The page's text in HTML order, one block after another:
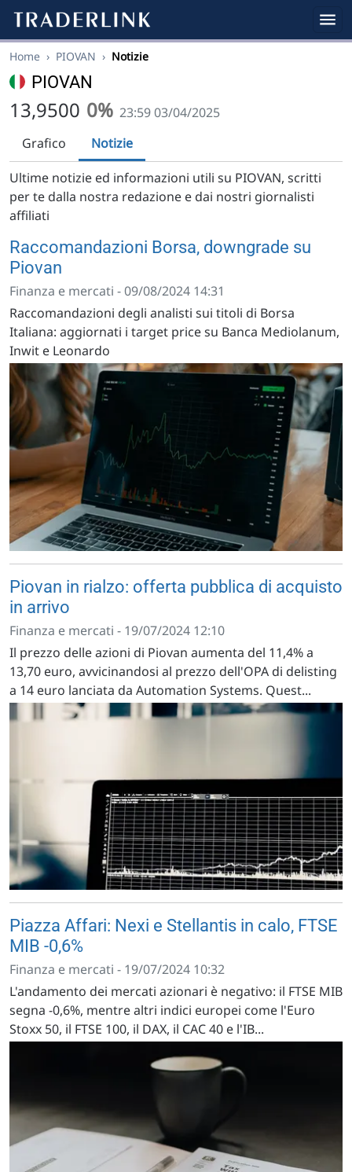
Home › PIOVAN › Notizie
PIOVAN
13,9500 0% 23:59 03/04/2025
Grafico
Notizie
Ultime notizie ed informazioni utili su PIOVAN, scritti
per te dalla nostra redazione e dai nostri giornalisti
affiliati
Raccomandazioni Borsa, downgrade su
Piovan
Finanza e mercati - 09/08/2024 14:31
Raccomandazioni degli analisti sui titoli di Borsa
Italiana: aggiornati i target price su Banca Mediolanum,
Inwit e Leonardo
Piovan in rialzo: offerta pubblica di acquisto
in arrivo
Finanza e mercati - 19/07/2024 12:10
Il prezzo delle azioni di Piovan aumenta del 11,4% a
13,70 euro, avvicinandosi al prezzo dell'OPA di delisting
a 14 euro lanciata da Automation Systems. Quest...
Piazza Affari: Nexi e Stellantis in calo, FTSE
MIB -0,6%
Finanza e mercati - 19/07/2024 10:32
L'andamento dei mercati azionari è negativo: il FTSE MIB
segna -0,6%, mentre altri indici europei come l'Euro
Stoxx 50, il FTSE 100, il DAX, il CAC 40 e l'IB...